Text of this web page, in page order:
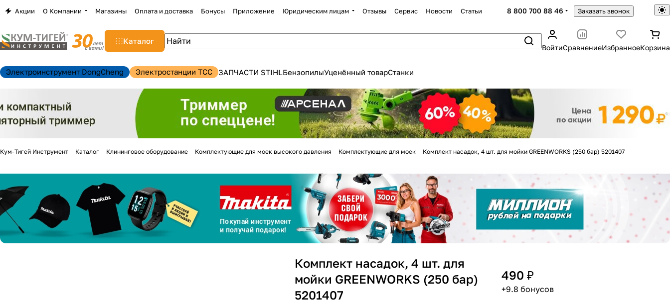
Акции О Компании Магазины Оплата и доставка Бонусы Приложение Юридическим лицам Отзывы Сервис Новости Статьи 8 800 700 88 46 Заказать звонок
Каталог
ВойтиСравнениеИзбранноеКорзина
Электроинструмент DongCheng Электростанции TCC ЗАПЧАСТИ STIHLБензопилыУценённый товарСтанки
Кум-Тигей Инструмент Каталог Клининговое оборудование Комплектующие для моек высокого давления Комплектующие для моек Комплект насадок, 4 шт. для мойки GREENWORKS (250 бар) 5201407
Комплект насадок, 4 шт. для
мойки GREENWORKS (250 бар)
5201407
490 ₽
+9.8 бонусов
Для клиентов всех банков
без переплат
График платежей